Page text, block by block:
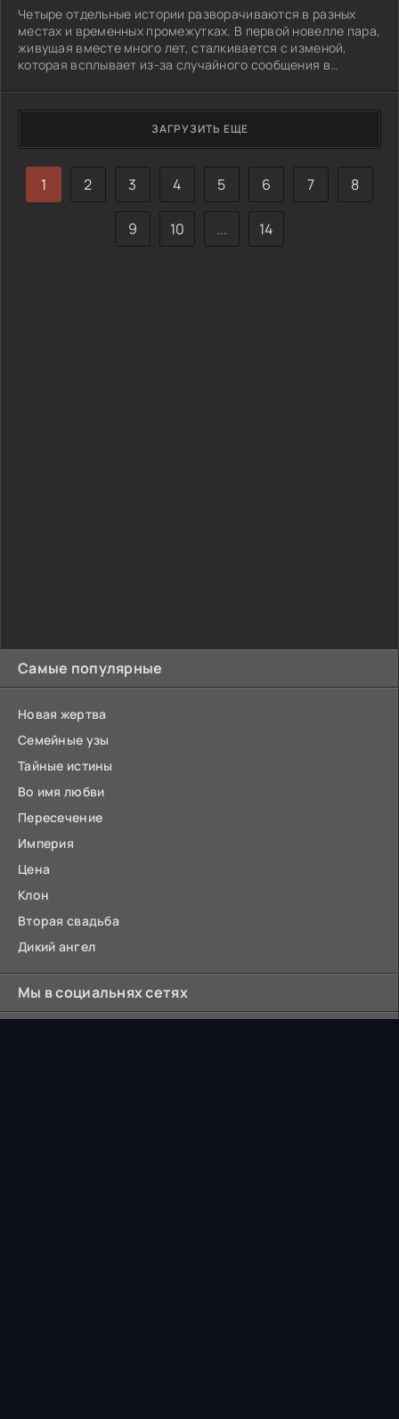
Самые популярные
Новая жертва
Семейные узы
Тайные истины
Во имя любви
Пересечение
Империя
Цена
Клон
Вторая свадьба
Дикий ангел
Мы в социальнях сетях
Четыре отдельные истории разворачиваются в разных
местах и временных промежутках. В первой новелле пара,
живущая вместе много лет, сталкивается с изменой,
которая всплывает из-за случайного сообщения в
ЗАГРУЗИТЬ ЕЩЕ
1 2 3 4 5 6 7 8
9 10 ... 14